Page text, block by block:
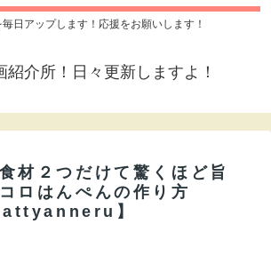
日アップします！応援をお願いします！
紹介所！日々更新しますよ！
材２つだけて驚くほど旨
ロはんぺんの作り方
】